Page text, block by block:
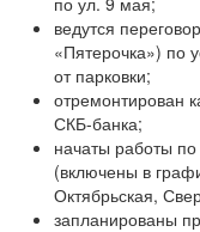
ведутся
«Пятерочка») по
от парковки;
отремонтирован
СКБ-банка;
начаты работы
(включены в
Октябрьская,
запланированы